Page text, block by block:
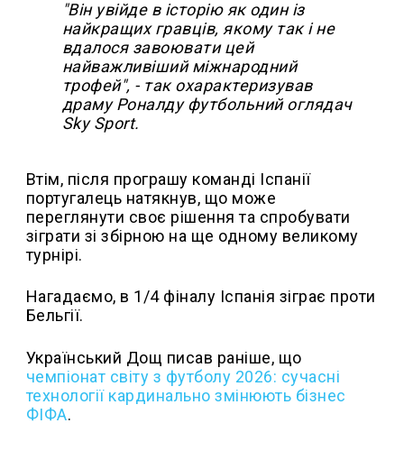
"Він увійде в історію як один із
найкращих гравців, якому так і не
вдалося завоювати цей
найважливіший міжнародний
трофей", - так охарактеризував
драму Роналду футбольний оглядач
Sky Sport.
Втім, після програшу команді Іспанії
португалець натякнув, що може
переглянути своє рішення та спробувати
зіграти зі збірною на ще одному великому
турнірі.
Нагадаємо, в 1/4 фіналу Іспанія зіграє проти
Бельгії.
Український Дощ писав раніше, що
чемпіонат світу з футболу 2026: сучасні
технології кардинально змінюють бізнес
ФІФА.